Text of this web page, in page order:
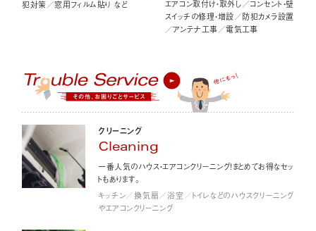
犯対策／窓用フィルム貼り など
エアコン取付け・取外し／コンセント・壁
スイッチの修理・増設／防犯カメラ設置
／アンテナ工事／電気工事
クリーニング
Cleaning
一番人気のハウス・エアコンクリーニング！まとめてお得なセッ
トもあります。
キッチン／換気扇／浴室／トイレなどのハウスクリーニング
やエアコンクリーニング